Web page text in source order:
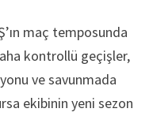
maç temposunda
kontrollü geçişler,
ve savunmada
ekibinin yeni sezon